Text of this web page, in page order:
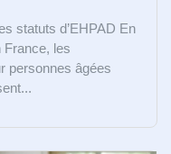
statuts d’EHPAD En
France, les
personnes âgées